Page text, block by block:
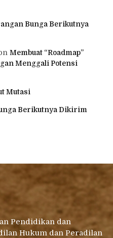
Bunga Berikutnya
Membuat “Roadmap”
Menggali Potensi
Mutasi
Berikutnya Dikirim
Pendidikan dan
Hukum dan Peradilan